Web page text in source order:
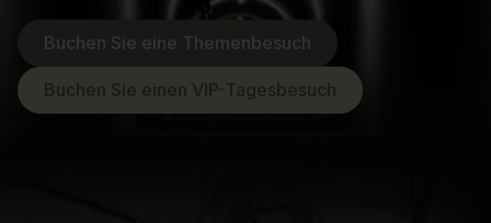
Buchen Sie eine Themenbesuch
Buchen Sie einen VIP-Tagesbesuch